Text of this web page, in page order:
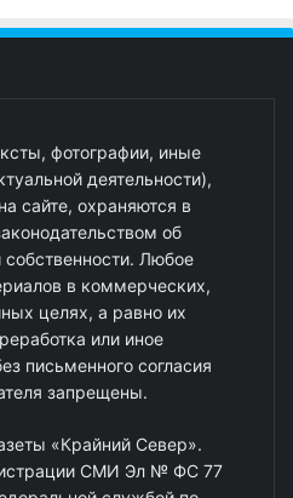
фотографии, иные
деятельности),
сайте, охраняются в
об
собственности. Любое
в коммерческих,
целях, а равно их
или иное
письменного согласия
запрещены.
«Крайний Север».
СМИ Эл № ФС 77